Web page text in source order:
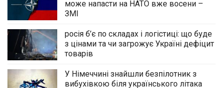
може напасти на НАТО вже восени –
ЗМІ
росія б’є по складах і логістиці: що буде
з цінами та чи загрожує Україні дефіцит
товарів
У Німеччині знайшли безпілотник з
вибухівкою біля українського літака